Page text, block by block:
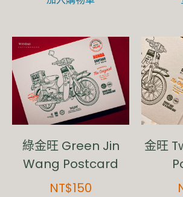
綠金旺 Green Jin
Wang Postcard
NT$150
金旺